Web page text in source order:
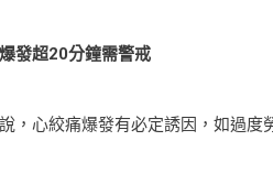
超20分鐘需警戒
心絞痛爆發有必定誘因，如過度